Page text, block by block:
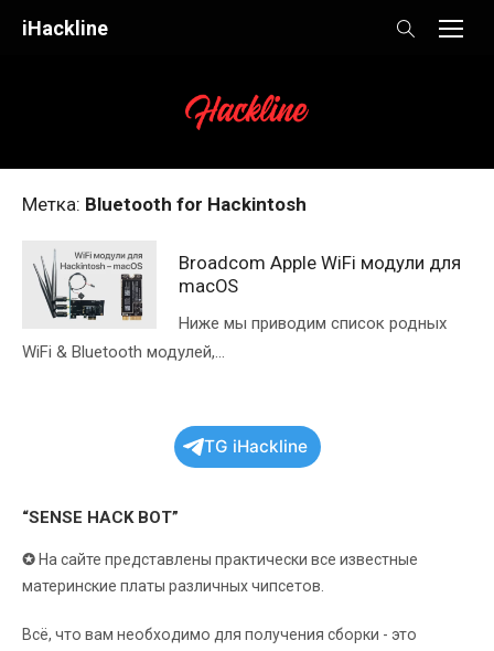
iHackline
Метка: Bluetooth for Hackintosh
Broadcom Apple WiFi модули для
macOS
Ниже мы приводим список родных
WiFi & Bluetooth модулей,...
TG iHackline
“SENSE HACK BOT”
✪ На сайте представлены практически все известные
материнские платы различных чипсетов.
Всё, что вам необходимо для получения сборки - это